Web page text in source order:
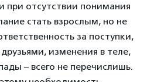
при отсутствии понимания
стать взрослым, но не
за поступки,
изменения в теле,
– всего не перечислишь.